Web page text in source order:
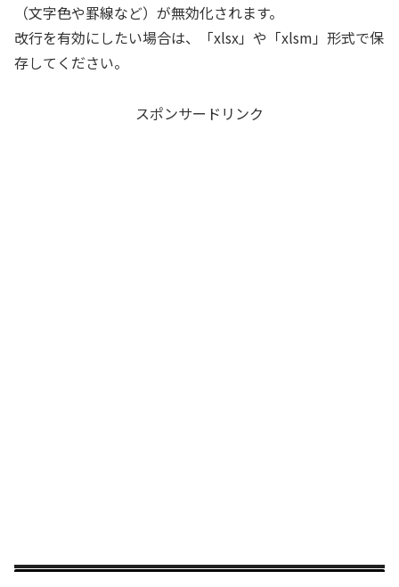
（文字色や罫線など）が無効化されます。
改行を有効にしたい場合は、「xlsx」や「xlsm」形式で保
存してください。
スポンサードリンク